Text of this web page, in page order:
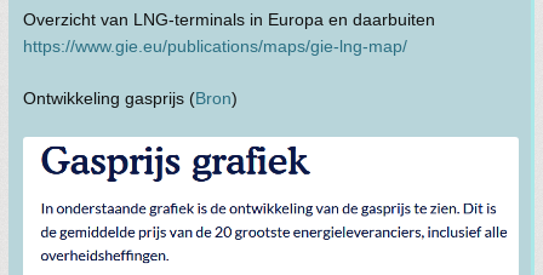
Overzicht van LNG-terminals in Europa en daarbuiten
https://www.gie.eu/publications/maps/gie-lng-map/
Ontwikkeling gasprijs (Bron)